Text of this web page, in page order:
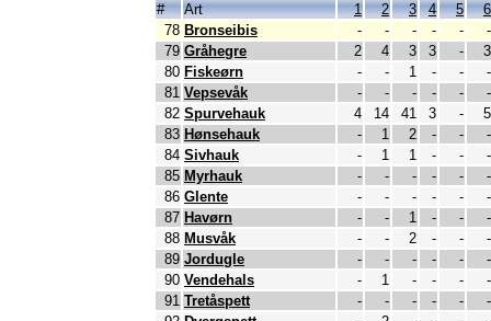
# Art 1 2 3 4 5
6
78 Bronseibis - - - - -
-
79 Gråhegre 2 4 3 3 -
3
80 Fiskeørn - - 1 - -
-
81 Vepsevåk - - - - -
-
82 Spurvehauk 4 14 41 3 -
5
83 Hønsehauk - 1 2 - -
-
84 Sivhauk - 1 1 - -
-
85 Myrhauk - - - - -
-
86 Glente - - - - -
-
87 Havørn - - 1 - -
-
88 Musvåk - - 2 - -
-
89 Jordugle - - - - -
-
90 Vendehals - 1 - - -
-
91 Tretåspett - - - - -
-